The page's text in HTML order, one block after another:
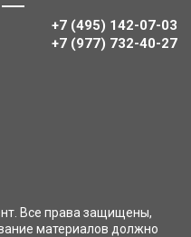
+7 (495) 142-07-03
‎‎+7 (977) 732-40-27
Все права защищены,
материалов должно